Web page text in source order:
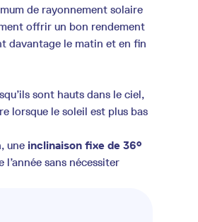
de rayonnement solaire
offrir un bon rendement
davantage le matin et en fin
sont hauts dans le ciel,
lorsque le soleil est plus bas
une inclinaison fixe de 36°
sans nécessiter